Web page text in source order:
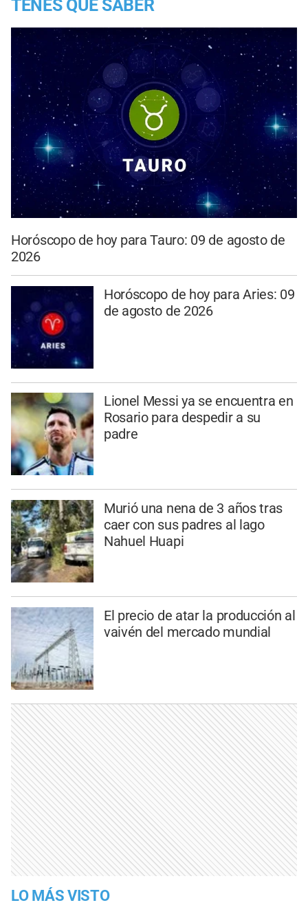
TENES QUE SABER
Horóscopo de hoy para Tauro: 09 de agosto de
2026
Horóscopo de hoy para Aries: 09
de agosto de 2026
Lionel Messi ya se encuentra en
Rosario para despedir a su
padre
Murió una nena de 3 años tras
caer con sus padres al lago
Nahuel Huapi
El precio de atar la producción al
vaivén del mercado mundial
LO MÁS VISTO